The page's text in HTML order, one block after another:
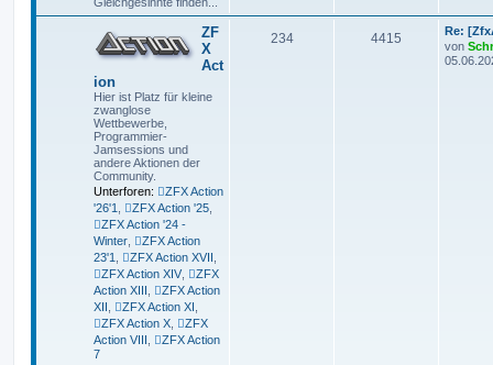
ZF
X
Act
ion
Hier ist Platz für kleine
zwanglose
Wettbewerbe,
Programmier-
Jamsessions und
andere Aktionen der
Community.
Unterforen:
ZFX Action
'26'1
ZFX Action '25
ZFX Action '24 -
Winter
ZFX Action
23'1
ZFX Action XVII
ZFX Action XIV
ZFX
Action XIII
ZFX Action
XII
ZFX Action XI
ZFX Action X
ZFX
Action VIII
ZFX Action
7
234 4415
Re:
von